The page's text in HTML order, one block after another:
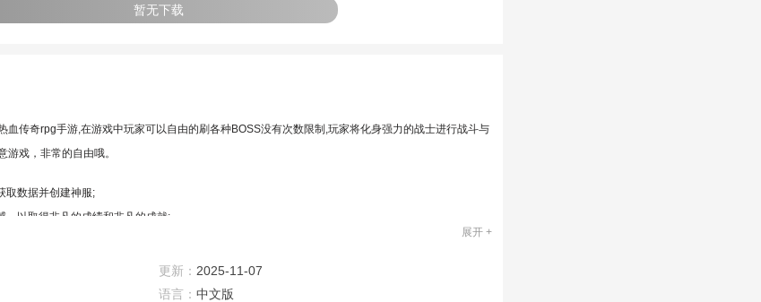
暂无下载
血传奇rpg手游,在游戏中玩家可以自由的刷各种BOSS没有次数限制,玩家将化身强力的战士进行战斗与
游戏，非常的自由哦。
取数据并创建神服;
，以取得非凡的成绩和非凡的成就;
绚丽的色彩;
展开 +
更新： 2025-11-07
语言： 中文版